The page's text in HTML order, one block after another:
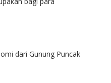
dari Gunung Puncak